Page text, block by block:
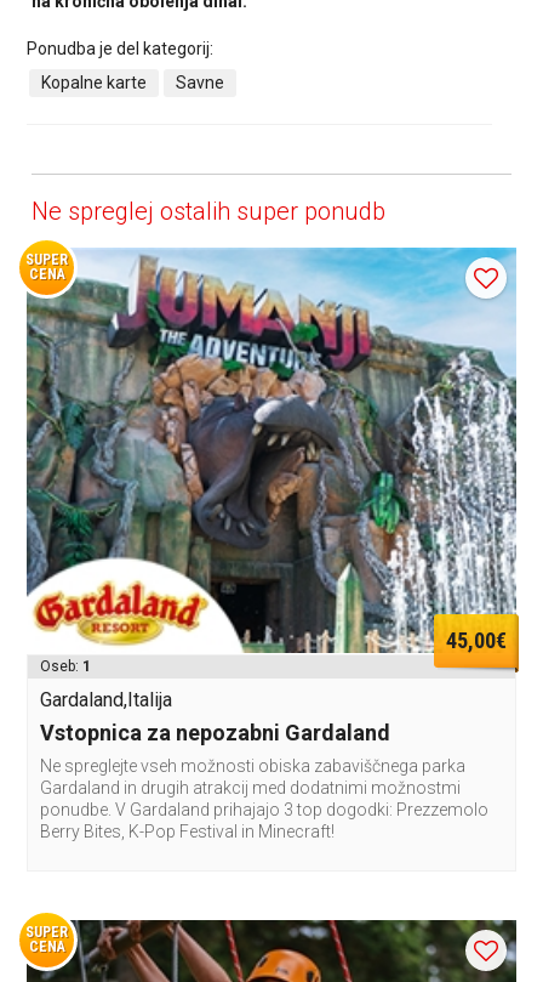
Ponudba je del kategorij:
Kopalne karte
Savne
Ne spreglej ostalih super ponudb
SUPER
CENA
45,00€
Oseb: 1
Gardaland,Italija
Vstopnica za nepozabni Gardaland
Ne spreglejte vseh možnosti obiska zabaviščnega parka
Gardaland in drugih atrakcij med dodatnimi možnostmi
ponudbe. V Gardaland prihajajo 3 top dogodki: Prezzemolo
Berry Bites, K-Pop Festival in Minecraft!
SUPER
CENA